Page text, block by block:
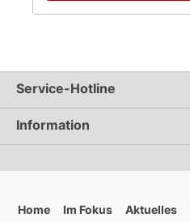
Service-Hotline
Information
Home Im Fokus Aktuelles